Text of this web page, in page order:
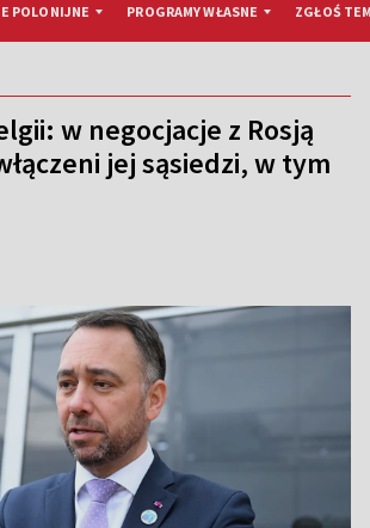
POLONIJNE PROGRAMY WŁASNE ZGŁOŚ
w negocjacje z Rosją
jej sąsiedzi, w tym